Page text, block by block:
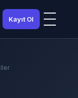
Kayıt Ol